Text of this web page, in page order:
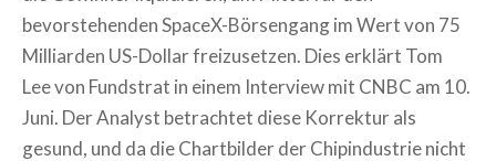
bevorstehenden SpaceX-Börsengang im Wert von 75
Milliarden US-Dollar freizusetzen. Dies erklärt Tom
Lee von Fundstrat in einem Interview mit CNBC am 10.
Juni. Der Analyst betrachtet diese Korrektur als
gesund, und da die Chartbilder der Chipindustrie nicht